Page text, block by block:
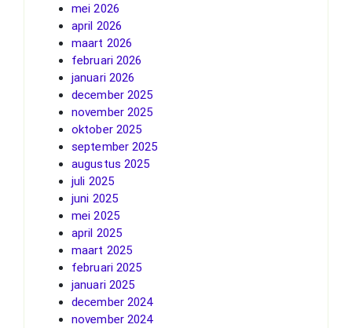
mei 2026
april 2026
maart 2026
februari 2026
januari 2026
december 2025
november 2025
oktober 2025
september 2025
augustus 2025
juli 2025
juni 2025
mei 2025
april 2025
maart 2025
februari 2025
januari 2025
december 2024
november 2024